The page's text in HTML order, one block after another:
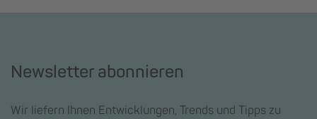
Newsletter abonnieren
Wir liefern Ihnen Entwicklungen, Trends und Tipps zu